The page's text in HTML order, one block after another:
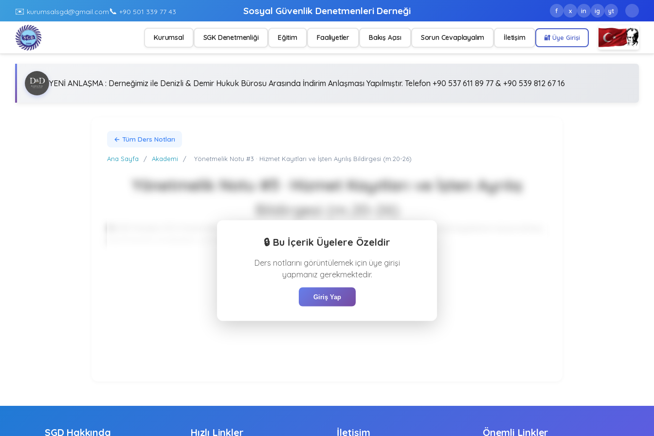
✉️ kurumsalsgd@gmail.com📞 +90 501 339 77 43 Sosyal Güvenlik Denetmenleri Derneği f x in ig yt
Kurumsal SGK Denetmenliği Eğitim Faaliyetler Bakış Açısı Sorun Cevaplayalım İletişim 🔐 Üye Girişi
YENİ ANLAŞMA : Derneğimiz ile Denizli & Demir Hukuk Bürosu Arasında İndirim Anlaşması Yapılmıştır. Telefon +90 537 611 89 77 & +90 539 812 67 16
← Tüm Ders Notları
Ana Sayfa / Akademi / Yönetmelik Notu #3 · Hizmet Kayıtları ve İşten Ayrılış Bildirgesi (m.20-26)
Yönetmelik Notu #3 · Hizmet Kayıtları ve İşten Ayrılış
Bildirgesi (m.20-26)
tescil-hizmet mutabakatı, güncel-doğru tutulma kuralı, paylaşım ve...
🔒 Bu İçerik Üyelere Özeldir
Ders notlarını görüntülemek için üye girişi
yapmanız gerekmektedir.
Giriş Yap
SGD Hakkında Hızlı Linkler İletişim Önemli Linkler